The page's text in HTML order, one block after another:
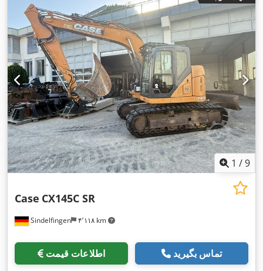
1 /9
Sindelfingen ۴٬۱۱۸ km
Case CX145C SR
اطلاعات قیمت تماس بگیرید